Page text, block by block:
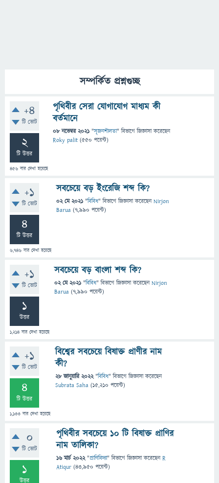
সম্পর্কিত প্রশ্নগুচ্ছ
+4
টি ভোট
2
টি উত্তর
456 বার দেখা হয়েছে
পৃথিবীর সেরা যোগাযোগ মাধ্যম কী
বর্তমানে
08 নভেম্বর 2021 "সৃজনশীলতা" বিভাগে জিজ্ঞাসাকরেছেন
Roky palit (550 পয়েন্ট)
+1
টি ভোট
4
টি উত্তর
6,746 বার দেখা হয়েছে
সবচেয়ে বড় ইংরেজি শব্দ কি?
02 মে 2021 "বিবিধ" বিভাগে জিজ্ঞাসাকরেছেনNirjon
Barua (7,990 পয়েন্ট)
+1
টি ভোট
1
উত্তর
1,214 বার দেখা হয়েছে
সবচেয়ে বড় বাংলা শব্দ কি?
02 মে 2021 "বিবিধ" বিভাগে জিজ্ঞাসাকরেছেনNirjon
Barua (7,990 পয়েন্ট)
+1
টি ভোট
4
টি উত্তর
1,133 বার দেখা হয়েছে
বিশ্বের সবচেয়ে বিষাক্ত প্রাণীর নাম
কী?
28 জানুয়ারি 2022 "বিবিধ" বিভাগে জিজ্ঞাসাকরেছেন
Subrata Saha (15,210 পয়েন্ট)
0
টি ভোট
1
উত্তর
পৃথিবীর সবচেয়ে ১০ টি বিষাক্ত প্রাণির
নাম তালিকা?
16 মার্চ 2022 "প্রাণিবিদ্যা" বিভাগে জিজ্ঞাসাকরেছেনR
Atiqur (43,950 পয়েন্ট)